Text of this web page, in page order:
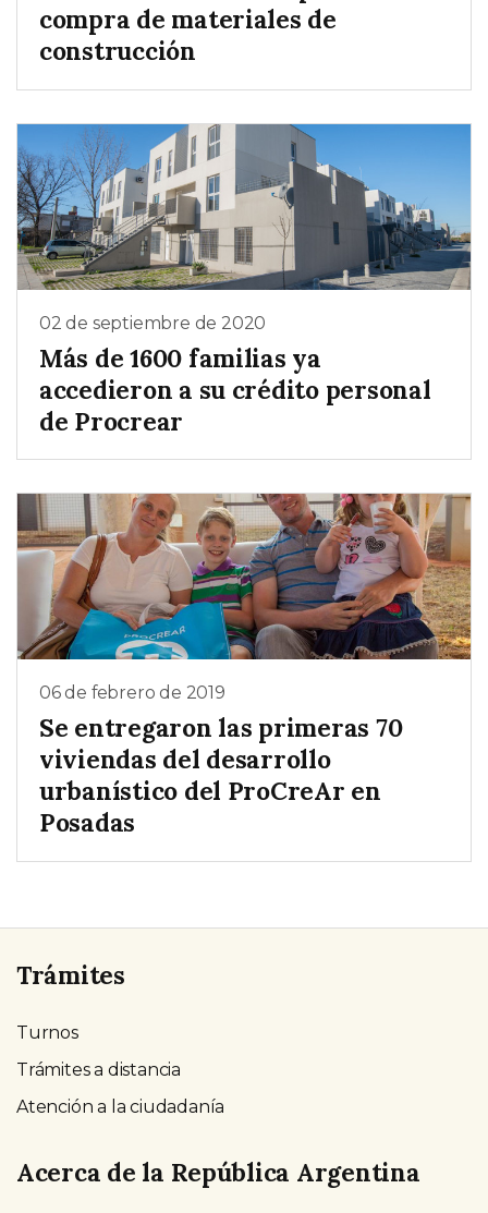
compra de materiales de
construcción
02 de septiembre de 2020
Más de 1600 familias ya
accedieron a su crédito personal
de Procrear
06 de febrero de 2019
Se entregaron las primeras 70
viviendas del desarrollo
urbanístico del ProCreAr en
Posadas
Trámites
Turnos
Trámites a distancia
Atención a la ciudadanía
Acerca de la República Argentina